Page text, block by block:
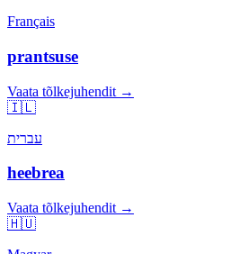
Français
prantsuse
Vaata tõlkejuhendit →
🇮🇱
עברית
heebrea
Vaata tõlkejuhendit →
🇭🇺